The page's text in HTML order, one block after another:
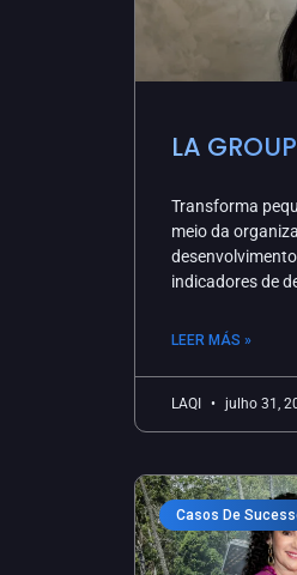
LA GROUP
Transforma
meio da
indicadores de
LEER MÁS »
LAQI julho 31,
Casos De